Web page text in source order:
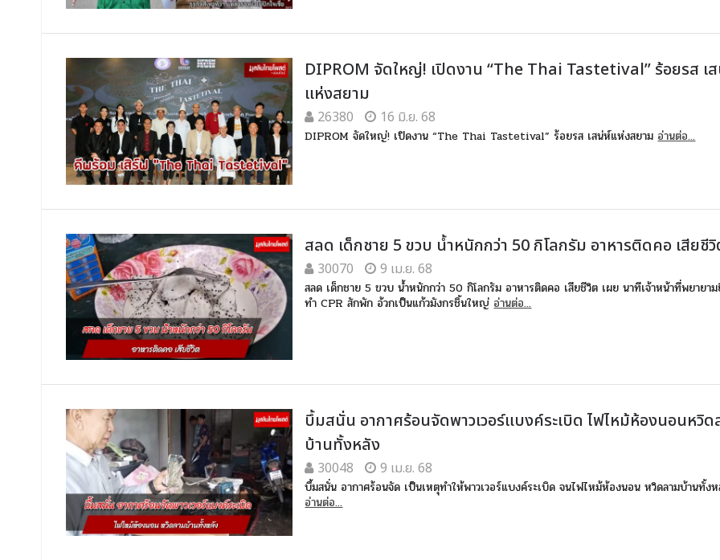
DIPROM จัดใหญ่! เปิดงาน “The Thai Tastetival” ร้อยรส เ
แห่งสยาม
26380 16 มิ.ย. 68
DIPROM จัดใหญ่! เปิดงาน “The Thai Tastetival” ร้อยรส เสน่ห์แห่งสยาม อ่านต่อ...
สลด เด็กชาย 5 ขวบ น้ำหนักกว่า 50 กิโลกรัม อาหารติดคอ เสียชี
30070 9 เม.ย. 68
สลด เด็กชาย 5 ขวบ น้ำหนักกว่า 50 กิโลกรัม อาหารติดคอ เสียชีวิต เผย นาทีเจ้าหน้าที่พยายา
ทำ CPR สักพัก อ้วกเป็นแก้วมังกรชิ้นใหญ่ อ่านต่อ...
บึ้มสนั่น อากาศร้อนจัดพาวเวอร์แบงค์ระเบิด ไฟไหม้ห้องนอนหวิด
บ้านทั้งหลัง
30048 9 เม.ย. 68
บึ้มสนั่น อากาศร้อนจัด เป็นเหตุทำให้พาวเวอร์แบงค์ระเบิด จนไฟไหม้ห้องนอน หวิดลามบ้านทั้ง
อ่านต่อ...